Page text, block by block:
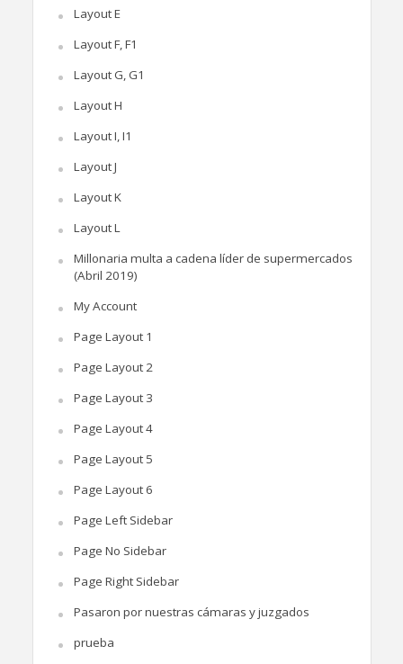
Layout E
Layout F, F1
Layout G, G1
Layout H
Layout I, I1
Layout J
Layout K
Layout L
Millonaria multa a cadena líder de supermercados
(Abril 2019)
My Account
Page Layout 1
Page Layout 2
Page Layout 3
Page Layout 4
Page Layout 5
Page Layout 6
Page Left Sidebar
Page No Sidebar
Page Right Sidebar
Pasaron por nuestras cámaras y juzgados
prueba